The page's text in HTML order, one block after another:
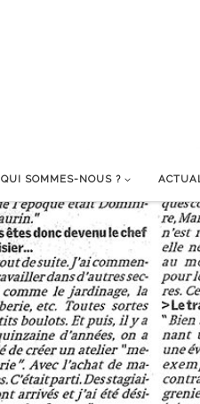
QUI SOMMES-NOUS ?